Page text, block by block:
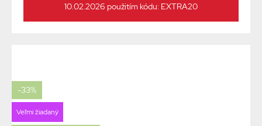
10.02.2026 použitím kódu: EXTRA20
-33%
Veľmi žiadaný